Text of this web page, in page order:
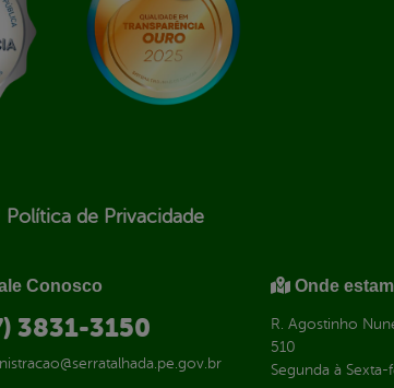
Política de Privacidade
Conosco
3831-3150
Onde
R. Agostinho
510
Segunda à